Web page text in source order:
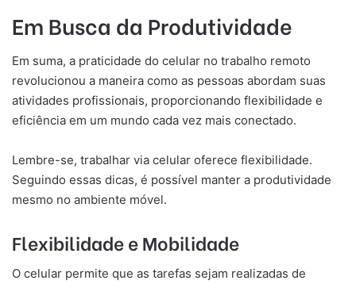
Em Busca da Produtividade
Em suma, a praticidade do celular no trabalho remoto
revolucionou a maneira como as pessoas abordam suas
atividades profissionais, proporcionando flexibilidade e
eficiência em um mundo cada vez mais conectado.
Lembre-se, trabalhar via celular oferece flexibilidade.
Seguindo essas dicas, é possível manter a produtividade
mesmo no ambiente móvel.
Flexibilidade e Mobilidade
O celular permite que as tarefas sejam realizadas de